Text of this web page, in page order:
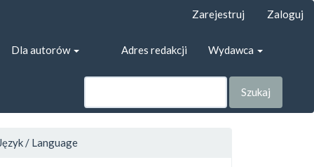
Zarejestruj Zaloguj
Dla autorów Adres redakcji Wydawca
Szukaj
Język / Language